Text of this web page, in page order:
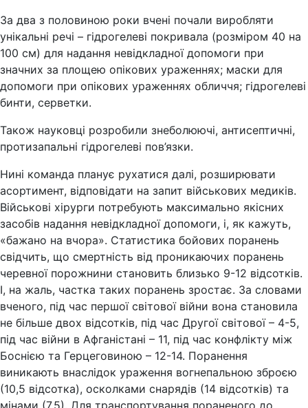
За два з половиною роки вчені почали виробляти
унікальні речі – гідрогелеві покривала (розміром 40 на
100 см) для надання невідкладної допомоги при
значних за площею опікових ураженнях; маски для
допомоги при опікових ураженнях обличчя; гідрогелеві
бинти, серветки.
Також науковці розробили знеболюючі, антисептичні,
протизапальні гідрогелеві пов’язки.
Нині команда планує рухатися далі, розширювати
асортимент, відповідати на запит військових медиків.
Військові хірурги потребують максимально якісних
засобів надання невідкладної допомоги, і, як кажуть,
«бажано на вчора». Статистика бойових поранень
свідчить, що смертність від проникаючих поранень
черевної порожнини становить близько 9-12 відсотків.
І, на жаль, частка таких поранень зростає. За словами
вченого, під час першої світової війни вона становила
не більше двох відсотків, під час Другої світової – 4-5,
під час війни в Афганістані – 11, під час конфлікту між
Боснією та Герцеговиною – 12-14. Поранення
виникають внаслідок ураження вогнепальною зброєю
(10,5 відсотка), осколками снарядів (14 відсотків) та
мінами (7,5). Для транспортування пораненого до